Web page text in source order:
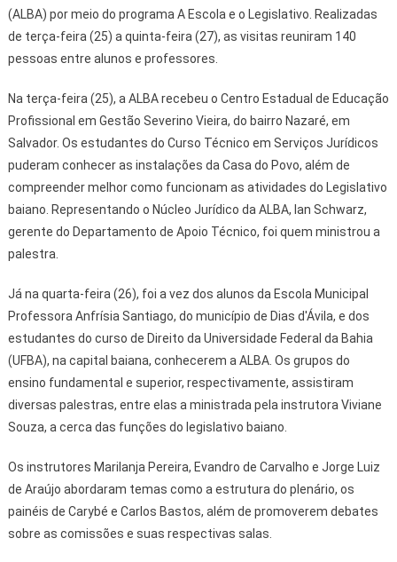
(ALBA) por meio do programa A Escola e o Legislativo. Realizadas
de terça-feira (25) a quinta-feira (27), as visitas reuniram 140
pessoas entre alunos e professores.
Na terça-feira (25), a ALBA recebeu o Centro Estadual de Educação
Profissional em Gestão Severino Vieira, do bairro Nazaré, em
Salvador. Os estudantes do Curso Técnico em Serviços Jurídicos
puderam conhecer as instalações da Casa do Povo, além de
compreender melhor como funcionam as atividades do Legislativo
baiano. Representando o Núcleo Jurídico da ALBA, Ian Schwarz,
gerente do Departamento de Apoio Técnico, foi quem ministrou a
palestra.
Já na quarta-feira (26), foi a vez dos alunos da Escola Municipal
Professora Anfrísia Santiago, do município de Dias d'Ávila, e dos
estudantes do curso de Direito da Universidade Federal da Bahia
(UFBA), na capital baiana, conhecerem a ALBA. Os grupos do
ensino fundamental e superior, respectivamente, assistiram
diversas palestras, entre elas a ministrada pela instrutora Viviane
Souza, a cerca das funções do legislativo baiano.
Os instrutores Marilanja Pereira, Evandro de Carvalho e Jorge Luiz
de Araújo abordaram temas como a estrutura do plenário, os
painéis de Carybé e Carlos Bastos, além de promoverem debates
sobre as comissões e suas respectivas salas.